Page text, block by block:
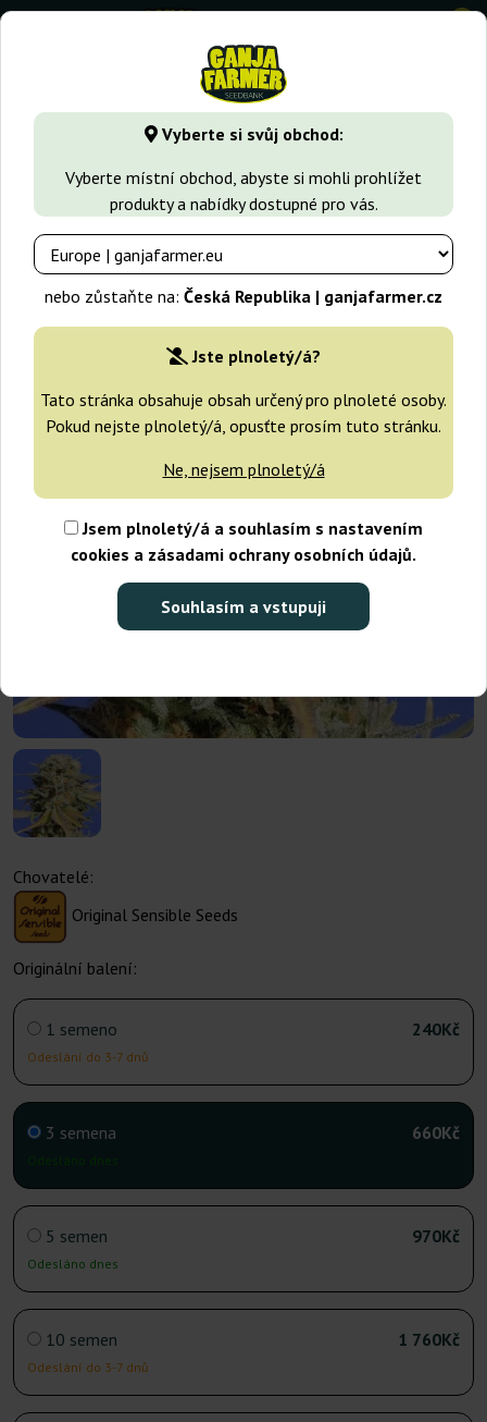
Vyberte si svůj obchod:
Vyberte místní obchod, abyste si mohli prohlížet
produkty a nabídky dostupné pro vás.
nebo zůstaňte na: Česká Republika | ganjafarmer.cz
Jste plnoletý/á?
Tato stránka obsahuje obsah určený pro plnoleté osoby.
Pokud nejste plnoletý/á, opusťte prosím tuto stránku.
Ne, nejsem plnoletý/á
Jsem plnoletý/á a souhlasím s nastavením
cookies a zásadami ochrany osobních údajů.
Souhlasím a vstupuji
0
GanjaFarmer.cz Druhy Marihuany Bruce Banner Bruce
Seeds
Chovatelé:
Original Sensible Seeds
Originální balení:
1 semeno
Odeslání do 3-7 dnů
240Kč
3 semena 660Kč
5 semen
Odesláno dnes
970Kč
10 semen
Odeslání do 3-7 dnů
1 760Kč